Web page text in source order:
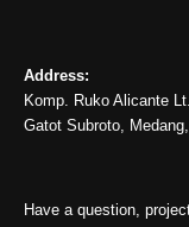
Address:
Komp. Ruko Alicante
Gatot Subroto,
Have a question,